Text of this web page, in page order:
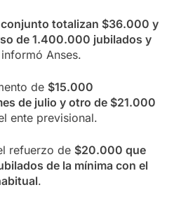
totalizan $36.000 y
de 1.400.000 jubilados y
Anses.
de $15.000
de julio y otro de $21.000
ente previsional.
refuerzo de $20.000 que
de la mínima con el
.